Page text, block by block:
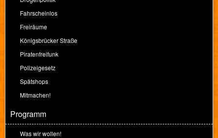
Fahrscheinlos
Freiräume
Königsbrücker Straße
Piratenfreifunk
Polizeigesetz
Spätshops
Mitmachen!
Programm
Was wir wollen!